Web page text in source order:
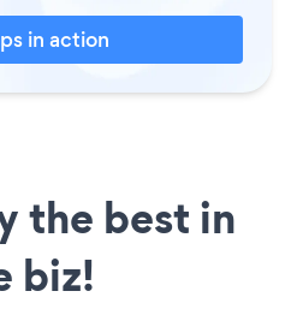
in action
the best in
biz!